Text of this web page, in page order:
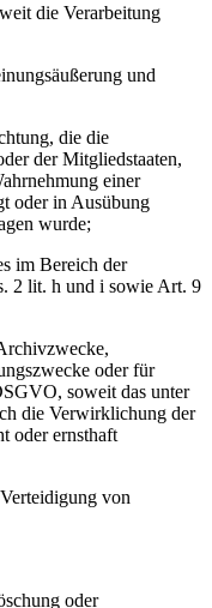
die Verarbeitung
und
die die
der Mitgliedstaaten,
einer
oder in Ausübung
wurde;
im Bereich der
2 lit. h und i sowie Art. 9
oder für
soweit das unter
die Verwirklichung der
oder ernsthaft
von
oder